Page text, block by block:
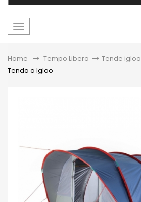
navigazione
Home &gt;Tempo Libero > Tende igloo
Tenda a Igloo